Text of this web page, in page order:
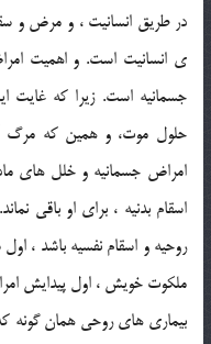
در طريق انسانيت ، و مرض و
ي انسانيت است. و اهميت
جسمانيه است. زيرا که غايت
حلول موت، و همين که مرگ
امراض جسمانيه و خلل هاي
اسقام بدنيه ، براي او باقي
روحيه و اسقام نفسيه باشد ،
ملکوت خويش ، اول پيدايش
بيماري هاي روحي همان گونه